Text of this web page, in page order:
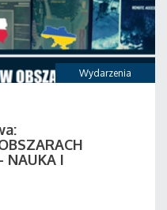
Wydarzenia
NAUKA I